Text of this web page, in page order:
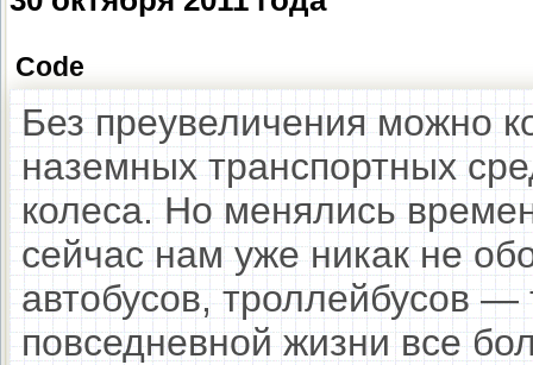
Code
Без преувеличения можно
наземных транспортных
колеса. Но менялись
сейчас нам уже никак не
автобусов, троллейбусов
повседневной жизни все